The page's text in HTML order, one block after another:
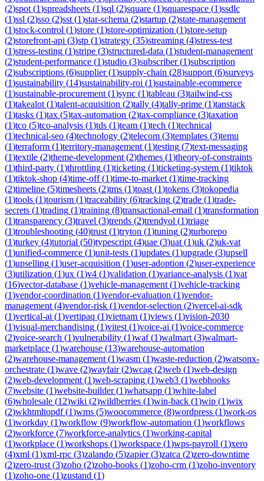
(2)spot (1)spreadsheets (1)sql (2)square (1)squarespace (1)ssdlc
(1)ssl (2)sso (2)sst (1)star-schema (2)startup (2)state-management
(1)stock-control (1)store (1)store-optimization (1)store-setup
(2)storefront-api (3)stp (1)strategy (35)streaming (4)stress-test
(1)stress-testing (1)stripe (3)structured-data (1)student-management
(2)student-performance (1)studio (3)subscriber(1)subscription
(2)subscriptions (6)supplier(1)supply-chain (28)support (6)surveys
(1)sustainability (14)sustainability-roi (1)sustainable-ecommerce
(1)sustainable-procurement (1)sync (1)tableau (3)tailwind-css
(1)takealot (1)talent-acquisition (2)tally (4)tally-prime (1)tanstack
(1)tasks (1)tax (5)tax-automation (2)tax-compliance (3)taxation
(1)tco (5)tco-analysis (1)tds (1)team (1)tech (1)technical
(1)technical-seo (4)technology (2)telecom (3)templates (3)temu
(1)terraform (1)territory-management (1)testing (7)text-messaging
(1)textile (2)theme-development (2)themes (1)theory-of-constraints
(1)third-party (1)throttling (1)ticketing (1)ticketing-system (1)tiktok
(1)tiktok-shop (4)time-off(1)time-to-market (1)time-tracking
(2)timeline (5)timesheets (2)tms (1)toast (1)tokens (3)tokopedia
(1)tools (1)tourism (1)traceability (6)tracking (2)trade (1)trade-
secrets (1)trading (1)training (8)transactional-email (1)transformation
(1)transparency (3)travel (3)trends (2)trendyol (1)triage
(1)troubleshooting (40)trust (1)tryton (1)tuning (2)turborepo
(1)turkey (4)tutorial (50)typescript (4)uae (3)uat (1)uk (2)uk-vat
(1)unified-commerce (1)unit-tests (1)updates (1)upgrade (3)upsell
(1)upselling (1)user-acquisition (1)user-adoption (2)user-experience
(3)utilization (1)ux (1)v4 (1)validation (1)variance-analysis (1)vat
(16)vector-database (1)vehicle-management (1)vehicle-tracking
(1)vendor-coordination (1)vendor-evaluation (1)vendor-
management (4)vendor-risk (1)vendor-selection (2)vercel-ai-sdk
(1)vertical-ai (1)vertipaq (1)vietnam (1)views (1)vision-2030
(1)visual-merchandising (1)vitest (1)voice-ai (1)voice-commerce
(2)voice-search (1)vulnerability (1)waf(1)walmart (3)walmart-
marketplace (1)warehouse (13)warehouse-automation
(2)warehouse-management (1)wasm (1)waste-reduction (2)watsonx-
orchestrate (1)wave (2)wayfair(2)wcag (2)web (1)web-design
(2)web-development (1)web-scraping (1)web3 (1)webhooks
(7)website (1)website-builder(1)whatsapp (1)white-label
(6)wholesale (12)wiki (2)wildberries (1)win-back (1)wip (1)wix
(2)wkhtmltopdf(1)wms (5)woocommerce (8)wordpress (1)work-os
(1)workday (1)workflow (9)workflow-automation (1)workflows
(2)workforce (7)workforce-analytics (1)working-capital
(1)workplace (1)workshops (1)workspace (1)wps-payroll (1)xero
(4)xml (1)xml-rpc (3)zalando (5)zapier(3)zatca (2)zero-downtime
(2)zero-trust (3)zoho (2)zoho-books (1)zoho-crm (1)zoho-inventory
(1)zoho-one (1)zustand (1)